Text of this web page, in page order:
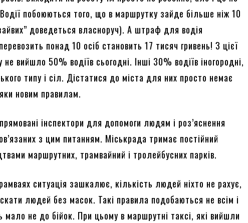
побоюються того, що в маршрутку зайде більше ніж 10
доведеться власноруч). А штраф для водія
понад 10 осіб становить 17 тисяч гривень! З цієї
вийшло 50% водіїв сьогодні. Інші 30% водіїв іногородні,
типу і сіл. Дістатися до міста для них просто немає
новим правилам.
інспектори для допомоги людям і роз’яснення
з цим питанням. Міськрада тримає постійний
маршрутних, трамвайний і тролейбусних парків.
ситуація зашкалює, кількість людей ніхто не рахує,
людей без масок. Такі правила подобаються не всім і
мало не до бійок. При цьому в маршрутні таксі, які вийшли